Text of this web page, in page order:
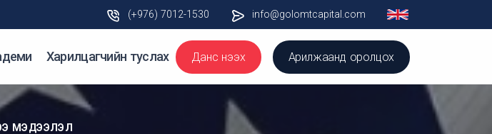
(+976) 7012-1530 info@golomtcapital.com
Харилцагчийн туслах Данс нээх Арилжаанд оролцох
МЭДЭЭЛЭЛ